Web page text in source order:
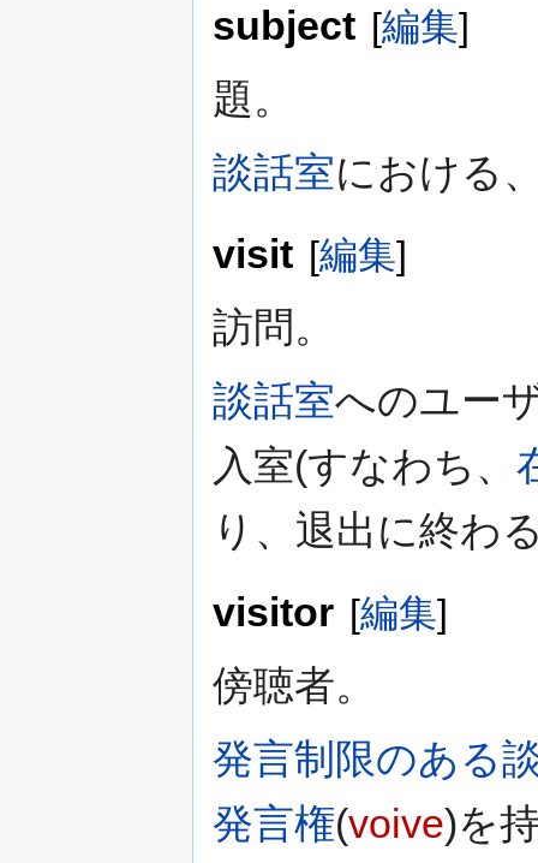
subject [編集]
題。
談話室における
visit [編集]
訪問。
談話室へのユー
入室(すなわち、
り、退出に終わ
visitor [編集]
傍聴者。
発言制限のある
発言権(voive)を